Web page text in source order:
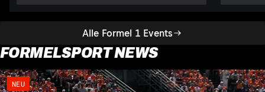
Alle Formel 1 Events
FORMELSPORT NEWS
NEU